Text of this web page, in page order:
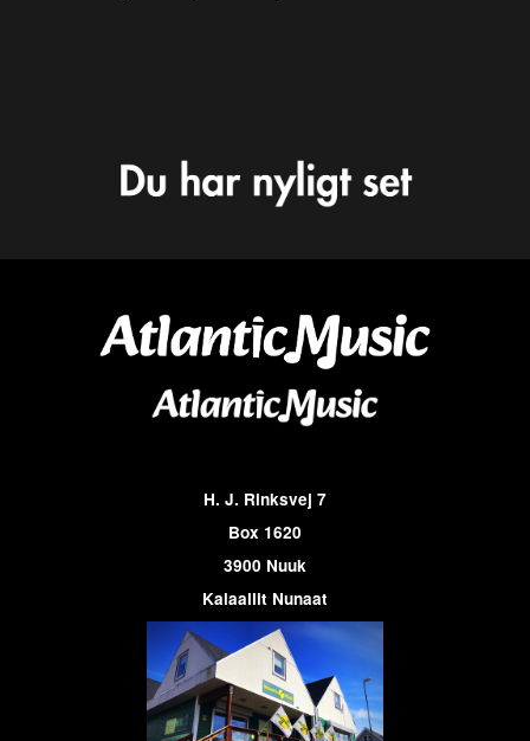
H. J. Rinksvej 7
Box 1620
3900 Nuuk
Kalaallit Nunaat